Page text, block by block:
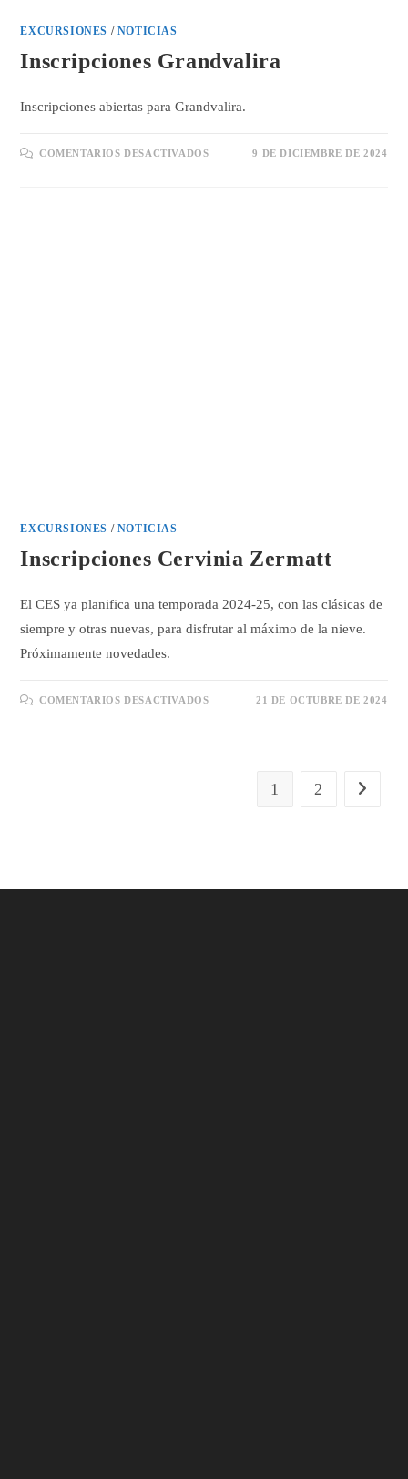
EXCURSIONES / NOTICIAS
Inscripciones Grandvalira
Inscripciones abiertas para Grandvalira.
COMENTARIOS DESACTIVADOSEN
9 DE DICIEMBRE DE 2024
EXCURSIONES / NOTICIAS
Inscripciones Cervinia Zermatt
El CES ya planifica una temporada 2024-25, con las clásicas de
siempre y otras nuevas, para disfrutar al máximo de la nieve.
Próximamente novedades.
COMENTARIOS DESACTIVADOSEN
21 DE OCTUBRE DE 2024
1 2 Ir a la